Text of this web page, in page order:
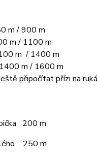
m / 900 m
m / 1100 m
m / 1400 m
m / 1600 m
připočítat přízi na
200 m
250 m